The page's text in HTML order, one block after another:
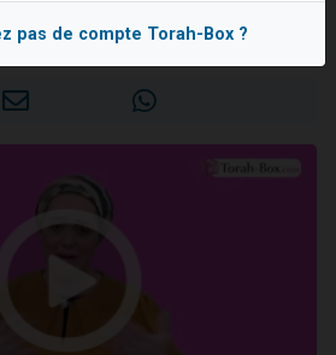
3 personnes viennent de faire un don pour Diane, 80 ans, dans un appartement insalubre
GOBERT
Janvier 2022
pas de compte Torah-Box ?